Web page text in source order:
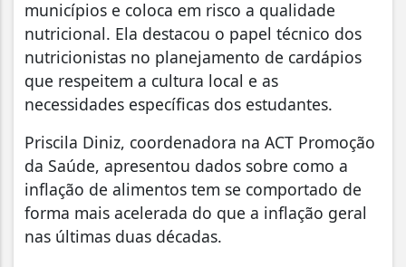
municípios e coloca em risco a qualidade
nutricional. Ela destacou o papel técnico dos
nutricionistas no planejamento de cardápios
que respeitem a cultura local e as
necessidades específicas dos estudantes.
Priscila Diniz, coordenadora na ACT Promoção
da Saúde, apresentou dados sobre como a
inflação de alimentos tem se comportado de
forma mais acelerada do que a inflação geral
nas últimas duas décadas.